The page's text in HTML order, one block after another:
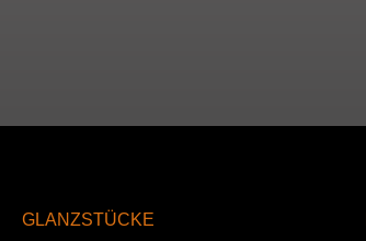
GLANZSTÜCKE